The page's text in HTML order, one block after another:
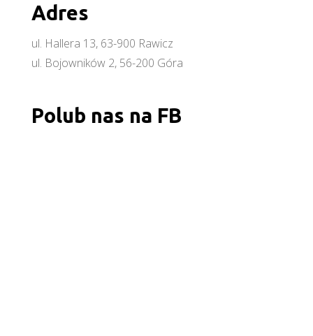
Adres
ul. Hallera 13, 63-900 Rawicz
ul. Bojowników 2, 56-200 Góra
Polub nas na FB